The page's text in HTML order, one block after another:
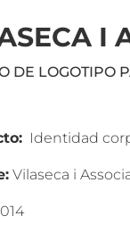
I
DE LOGOTIPO
Identidad
Vilaseca i